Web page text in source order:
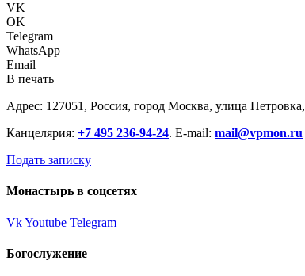
VK
OK
Telegram
WhatsApp
Email
В печать
Адрес: 127051, Россия, город Москва, улица
Канцелярия: +7 495 236-94-24. E-mail: mail@vpmon.ru
Подать записку
Монастырь в соцсетях
VkYoutube Telegram
Богослужение